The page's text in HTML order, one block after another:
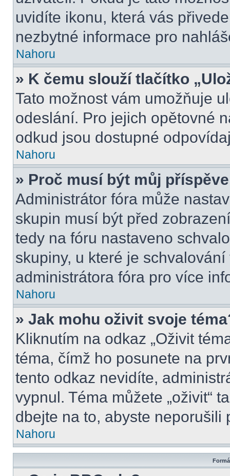
uvidíte ikonu, která vás
nezbytné informace pro
Nahoru
» K čemu slouží tlačítko
Tato možnost vám umožňuje
odeslání. Pro jejich opětovné
odkud jsou dostupné
Nahoru
» Proč musí být můj
Administrátor fóra může
skupin musí být před
tedy na fóru nastaveno
skupiny, u které je
administrátora fóra pro více
Nahoru
» Jak mohu oživit svoje
Kliknutím na odkaz „Oživit
téma, čímž ho posunete na
tento odkaz nevidíte,
vypnul. Téma můžete „oživit“
dbejte na to, abyste neporušili
Nahoru